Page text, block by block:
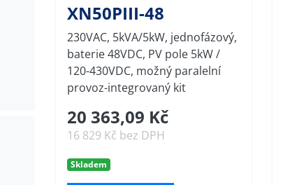
XN50PIII-48
230VAC, 5kVA/5kW, jednofázový,
baterie 48VDC, PV pole 5kW /
120-430VDC, možný paralelní
provoz-integrovaný kit
20 363,09 Kč
16 829 Kč bez DPH
Skladem